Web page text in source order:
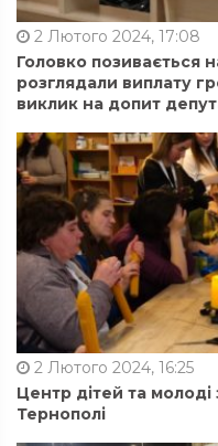
2 Лютого 2024, 17:08
Головко позивається
розглядали виплату
виклик на допит
2 Лютого 2024, 16:25
Центр дітей та молоді
Тернополі